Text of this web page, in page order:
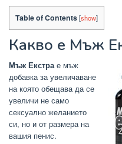
Table of Contents[show]
Какво е Мъж
Мъж Екстрае мъж
добавка за увеличаване
на която обещава да се
увеличи не само
сексуално желанието
си, но и от размера на
вашия пенис.